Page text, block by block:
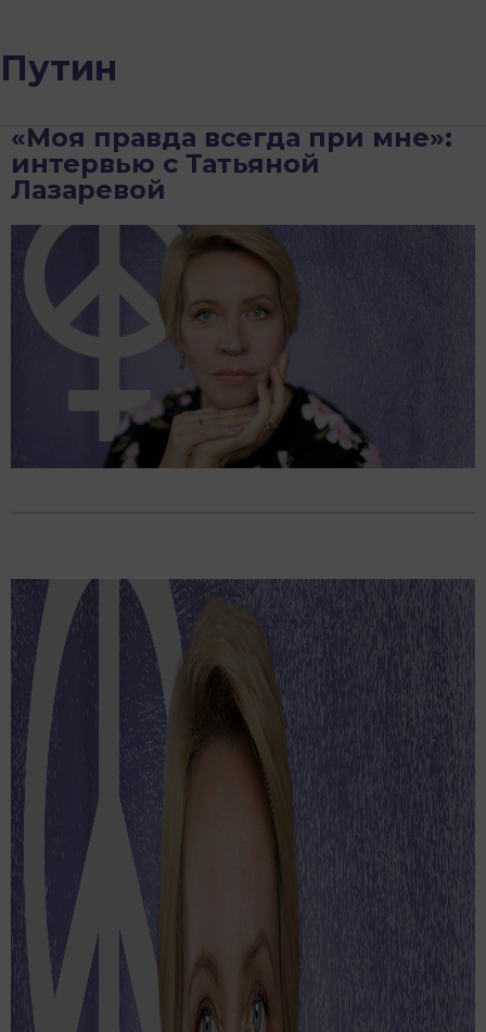
Путин
«Моя правда всегда при мне»:
интервью с Татьяной
Лазаревой